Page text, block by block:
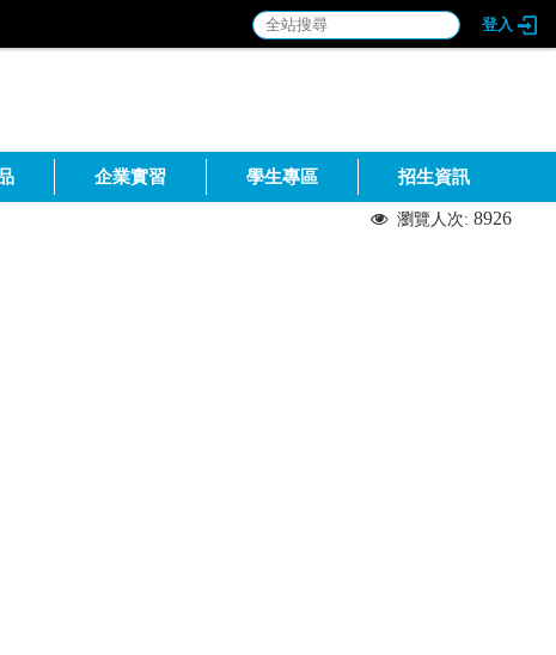
登入
企業實習 學生專區 招生資訊
瀏覽人次: 8926